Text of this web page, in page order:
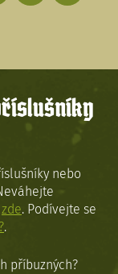
nebo
zde. Podívejte se
.
příbuzných?